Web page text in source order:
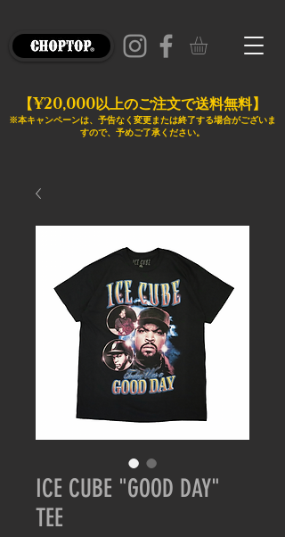
【¥20,000以上のご注文で送料無料】
※本キャンペーンは、予告なく変更または終了する場合がございま
すので、予めご了承ください。
ICE CUBE "GOOD DAY"
TEE